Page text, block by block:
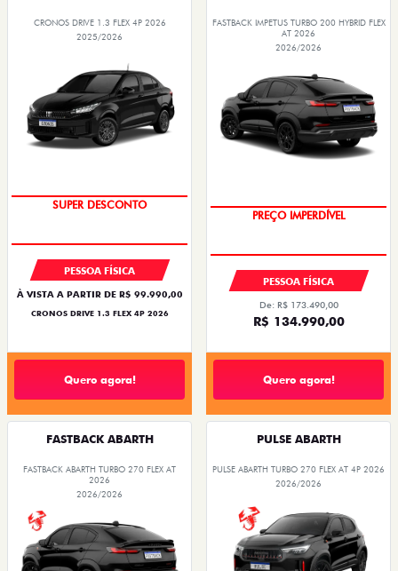
CRONOS DRIVE 1.3 FLEX 4P 2026
2025/2026
PESSOA FÍSICA
À VISTA A PARTIR DE R$ 99.990,00
CRONOS DRIVE 1.3 FLEX 4P 2026
Quero agora!
FASTBACK IMPETUS TURBO 200 HYBRID FLEX
AT 2026
2026/2026
PESSOA FÍSICA
De: R$ 173.490,00
R$ 134.990,00
Quero agora!
FASTBACK ABARTH
FASTBACK ABARTH TURBO 270 FLEX AT
2026
2026/2026
PULSE ABARTH
PULSE ABARTH TURBO 270 FLEX AT 4P 2026
2026/2026